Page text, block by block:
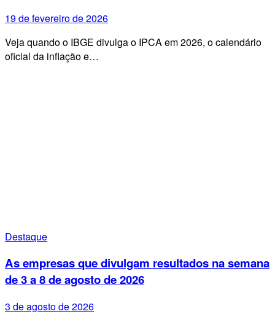
19 de fevereiro de 2026
Veja quando o IBGE divulga o IPCA em 2026, o calendário
oficial da inflação e…
Destaque
As empresas que divulgam resultados na semana
de 3 a 8 de agosto de 2026
3 de agosto de 2026